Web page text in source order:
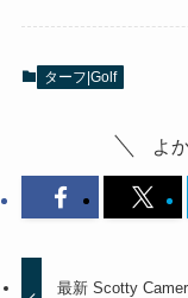
ターフ|Golf
よ
最新 Scotty